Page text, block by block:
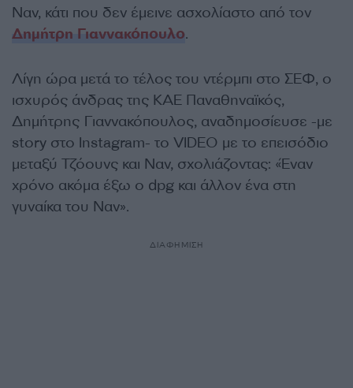
Ναν, κάτι που δεν έμεινε ασχολίαστο από τον
Δημήτρη Γιαννακόπουλο.
Λίγη ώρα μετά το τέλος του ντέρμπι στο ΣΕΦ, ο
ισχυρός άνδρας της ΚΑΕ Παναθηναϊκός,
Δημήτρης Γιαννακόπουλος, αναδημοσίευσε -με
story στο Instagram- το VIDEO με το επεισόδιο
μεταξύ Τζόουνς και Ναν, σχολιάζοντας: «Έναν
χρόνο ακόμα έξω ο dpg και άλλον ένα στη
γυναίκα του Ναν».
ΔΙΑΦΗΜΙΣΗ